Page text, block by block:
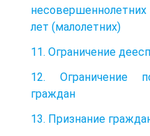
лет (малолетних)
11. Ограничение
12. Ограничение
граждан
13. Признание